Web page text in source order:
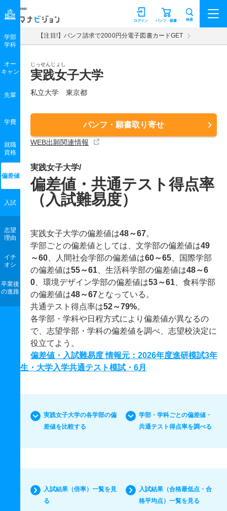
マナビジョン パンフ・願書
ログイン 検索
【注目!】パンフ請求で2000円分電子図書カードGET
じっせんじょし
実践女子大学
私立大学 東京都
パンフ・願書取り寄せ
WEB出願関連情報
学部
学科
オー
キャン
先輩
学費
就職
資格
偏差値
入試
志望
理由
イチ
オシ
卒業後
の進路
実践女子大学/
偏差値・共通テスト得点率
（入試難易度）
実践女子大学の偏差値は48～67。
学部ごとの偏差値としては、文学部の偏差値は49
～60 、人間社会学部の偏差値は60～65 、国際学部
の偏差値は55～61 、生活科学部の偏差値は48～6
0 、環境デザイン学部の偏差値は53～61 、食科学部
の偏差値は48～67となっている。
共通テスト得点率は52～79%。
各学部・学科や日程方式により偏差値が異なるの
で、志望学部・学科の偏差値を調べ、志望校決定に
役立てよう。
偏差値・入試難易度 情報元：2026年度進研模試3年
生・大学入学共通テスト模試・6月
実践女子大学の各学部の偏
差値を比較する
学部・学科ごとの偏差値・
共通テスト得点率を調べる
入試結果（倍率）一覧を見
る
入試結果（合格最低点・合
格平均点）一覧を見る